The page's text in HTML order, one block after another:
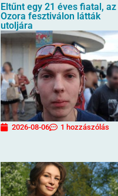
Eltűnt egy 21 éves fiatal, az
Ozora fesztiválon látták
utoljára
2026-08-06 1 hozzászólás